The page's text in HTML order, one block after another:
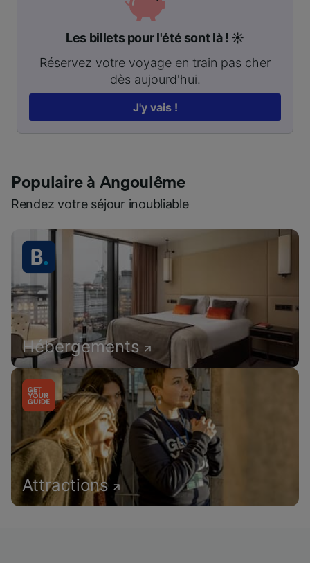
Les billets pour l'été sont là ! ☀️
Réservez votre voyage en train pas cher
dès aujourd'hui.
J'y vais !
Populaire à Angoulême
Rendez votre séjour inoubliable
Hébergements
Attractions